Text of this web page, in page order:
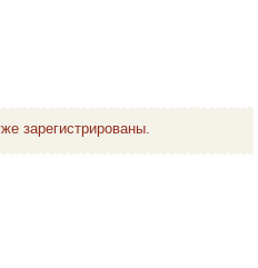
зарегистрированы.